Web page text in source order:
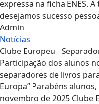
expressa na ficha ENES.
desejamos sucesso
Admin
Notícias
Clube Europeu -
Participação dos alunos
separadores de livros
Europa” Parabéns
novembro de 2025 Clube